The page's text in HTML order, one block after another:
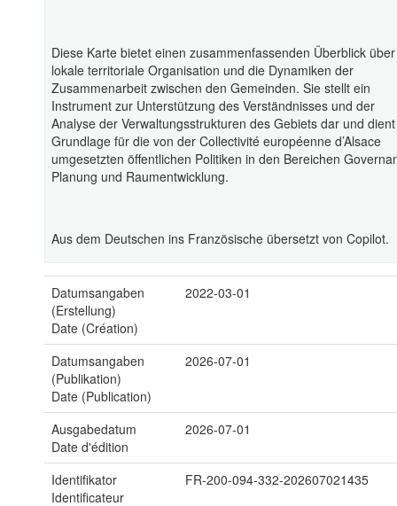
Diese Karte bietet einen zusammenfassenden Überblick
lokale territoriale Organisation und die Dynamiken der
Zusammenarbeit zwischen den Gemeinden. Sie stellt ein
Instrument zur Unterstützung des Verständnisses und der
Analyse der Verwaltungsstrukturen des Gebiets dar und
Grundlage für die von der Collectivité européenne d’Alsace
umgesetzten öffentlichen Politiken in den Bereichen
Planung und Raumentwicklung.
Aus dem Deutschen ins Französische übersetzt von Copilot.
Datumsangaben
(Erstellung)
Date (Création)
2022-03-01
Datumsangaben
(Publikation)
Date (Publication)
2026-07-01
Ausgabedatum
Date d'édition
2026-07-01
Identifikator
Identificateur
FR-200-094-332-202607021435